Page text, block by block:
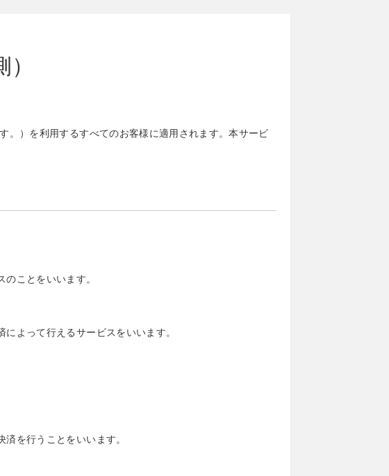
。）を利用するすべてのお客様に適用されます。本サービ
ことをいいます。
よって行えるサービスをいいます。
を行うことをいいます。